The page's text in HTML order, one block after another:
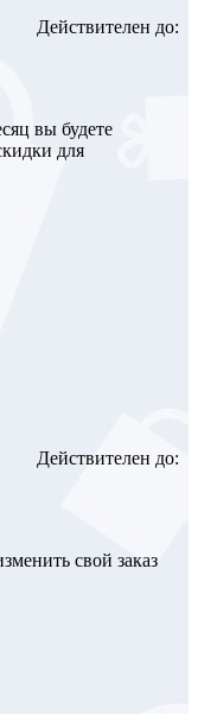
Действителен до:
вы будете
для
Действителен до:
свой заказ